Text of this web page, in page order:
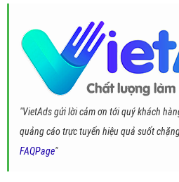
"VietAds gửi lời cảm ơn tới quý khách
quảng cáo trực tuyến hiệu quả suốt
FAQPage"